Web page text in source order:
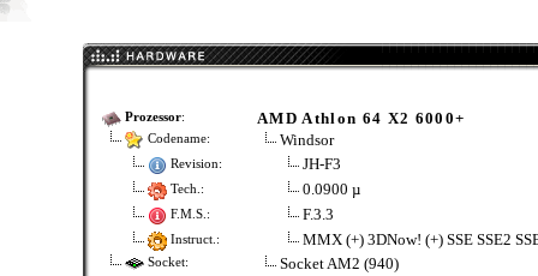
Prozessor: AMD Athlon 64 X2 6000+
Codename: Windsor
Revision: JH-F3
Tech.: 0.0900 µ
F.M.S.: F.3.3
Instruct.: MMX (+) 3DNow! (+) SSE SSE2
Socket: Socket AM2 (940)